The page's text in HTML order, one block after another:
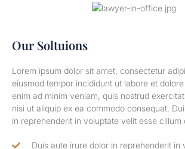
Our Soltuions
Lorem ipsum dolor sit amet, consectetur
eiusmod tempor incididunt ut labore et
enim ad minim veniam, quis nostrud
nisi ut aliquip ex ea commodo consequat.
in reprehenderit in voluptate velit esse cillum
Duis aute irure dolor in reprehenderit in